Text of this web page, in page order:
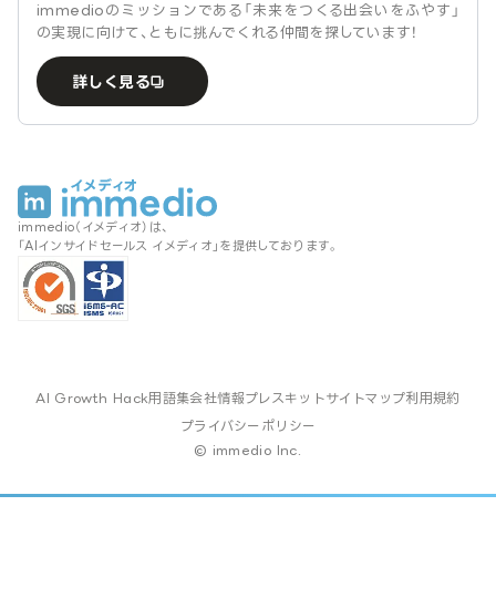
immedioのミッションである「未来をつくる出会いをふやす」
の実現に向けて、ともに挑んでくれる仲間を探しています！
詳しく見る
immedio（イメディオ）は、
「AIインサイドセールス イメディオ」を提供しております。
AI Growth Hack用語集会社情報プレスキットサイトマップ利用規約
プライバシーポリシー
© immedio Inc.